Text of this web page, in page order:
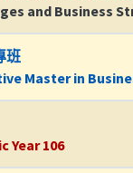
and Business
班
Master in
Year 106